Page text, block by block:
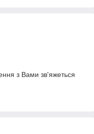
з Вами зв'яжеться